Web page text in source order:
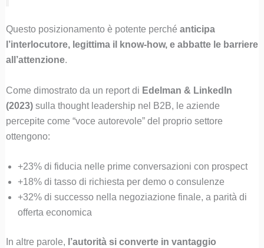
Questo posizionamento è potente perché anticipa
l’interlocutore, legittima il know-how, e abbatte le barriere
all’attenzione.
Come dimostrato da un report di Edelman & LinkedIn
(2023)sulla thought leadership nel B2B, le aziende
percepite come “voce autorevole” del proprio settore
ottengono:
+23% di fiducia nelle prime conversazioni con prospect
+18% di tasso di richiesta per demo o consulenze
+32% di successo nella negoziazione finale, a parità di
offerta economica
In altre parole, l’autorità si converte in vantaggio